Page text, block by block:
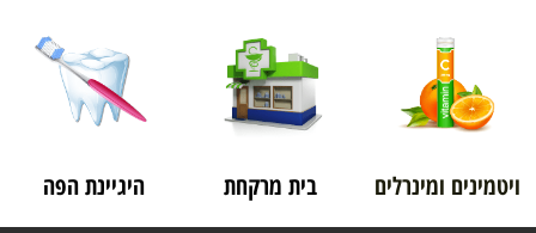
ויטמינים ומינרלים בית מרקחת היגיינת הפה